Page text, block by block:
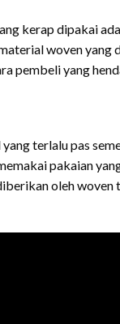
kerap dipakai
woven yang
pembeli yang
terlalu pas
pakaian
oleh